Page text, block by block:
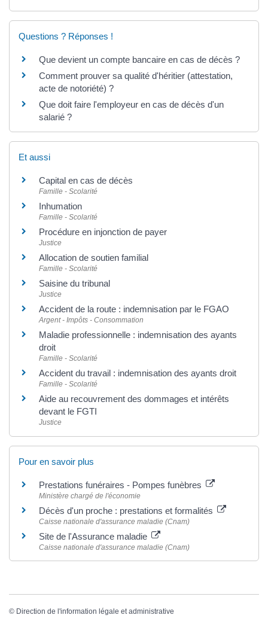
Questions ? Réponses !
Que devient un compte bancaire en cas de décès ?
Comment prouver sa qualité d'héritier (attestation,
acte de notoriété) ?
Que doit faire l'employeur en cas de décès d'un
salarié ?
Et aussi
Capital en cas de décès
Famille - Scolarité
Inhumation
Famille - Scolarité
Procédure en injonction de payer
Justice
Allocation de soutien familial
Famille - Scolarité
Saisine du tribunal
Justice
Accident de la route : indemnisation par le FGAO
Argent - Impôts - Consommation
Maladie professionnelle : indemnisation des ayants
droit
Famille - Scolarité
Accident du travail : indemnisation des ayants droit
Famille - Scolarité
Aide au recouvrement des dommages et intérêts
devant le FGTI
Justice
Pour en savoir plus
Prestations funéraires - Pompes funèbres
Ministère chargé de l'économie
Décès d'un proche : prestations et formalités
Caisse nationale d'assurance maladie (Cnam)
Site de l'Assurance maladie
Caisse nationale d'assurance maladie (Cnam)
© Direction de l'information légale et administrative